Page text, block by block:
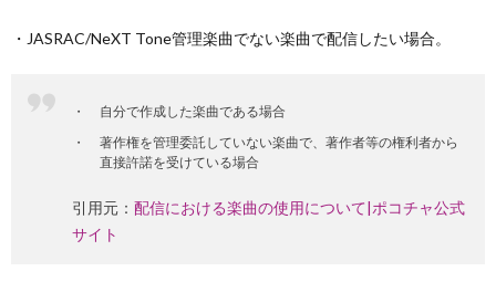
・JASRAC/NeXT Tone管理楽曲でない楽曲で配信したい場合。
自分で作成した楽曲である場合
著作権を管理委託していない楽曲で、著作者等の権利者から
直接許諾を受けている場合
引用元： 配信における楽曲の使用について|ポコチャ公式
サイト